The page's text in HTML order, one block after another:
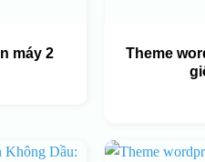
máy 2
Theme